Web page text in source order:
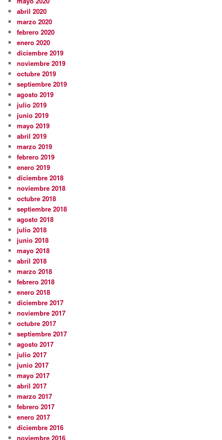
abril 2020
marzo 2020
febrero 2020
enero 2020
diciembre 2019
noviembre 2019
octubre 2019
septiembre 2019
agosto 2019
julio 2019
junio 2019
mayo 2019
abril 2019
marzo 2019
febrero 2019
enero 2019
diciembre 2018
noviembre 2018
octubre 2018
septiembre 2018
agosto 2018
julio 2018
junio 2018
mayo 2018
abril 2018
marzo 2018
febrero 2018
enero 2018
diciembre 2017
noviembre 2017
octubre 2017
septiembre 2017
agosto 2017
julio 2017
junio 2017
mayo 2017
abril 2017
marzo 2017
febrero 2017
enero 2017
diciembre 2016
noviembre 2016